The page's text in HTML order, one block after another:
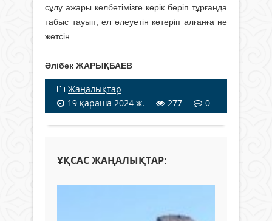
сұлу ажары келбетімізге көрік беріп тұрғанда
табыс тауып, ел әлеуетін көтеріп алғанға не
жетсін...
Әлібек ЖАРЫҚБАЕВ
Жаңалықтар
19 қараша 2024 ж.
277 0
ҰҚСАС ЖАҢАЛЫҚТАР: